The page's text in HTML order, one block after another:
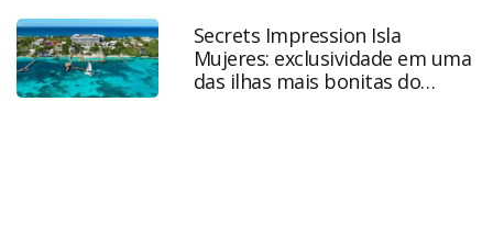
mice-a-agencias-brasileiras-veja-fotos_230109.html ou as
ferramentas oferecidas na página. Todo o conteúdo
produzido pela PANROTAS Editora é protegido pela
legislação brasileira sobre direito autoral. Não reproduza o
Secrets Impression Isla
Mujeres: exclusividade em uma
das ilhas mais bonitas do